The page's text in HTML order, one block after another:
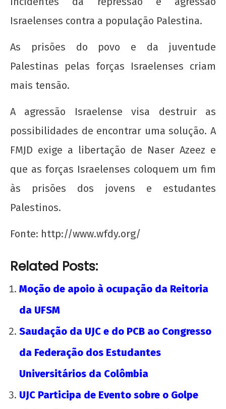
20 de Novembro - Dia da Consciência Negra
agosto
2012
wp-
admin
59° CONUNE na UFS, o Coletivo Quilombo (PT)
UNE!
22 de
de
wp-
Israelenses contra a população Palestina.
As prisões do povo e da juventude
Palestinas pelas forças Israelenses criam
mais tensão.
A agressão Israelense visa destruir as
possibilidades de encontrar uma solução. A
FMJD exige a libertação de Naser Azeez e
que as forças Israelenses coloquem um fim
às prisões dos jovens e estudantes
Palestinos.
Fonte: http://www.wfdy.org/
Related Posts:
Moção de apoio à ocupação da Reitoria
da UFSM
Saudação da UJC e do PCB ao Congresso
da Federação dos Estudantes
Universitários da Colômbia
UJC Participa de Evento sobre o Golpe